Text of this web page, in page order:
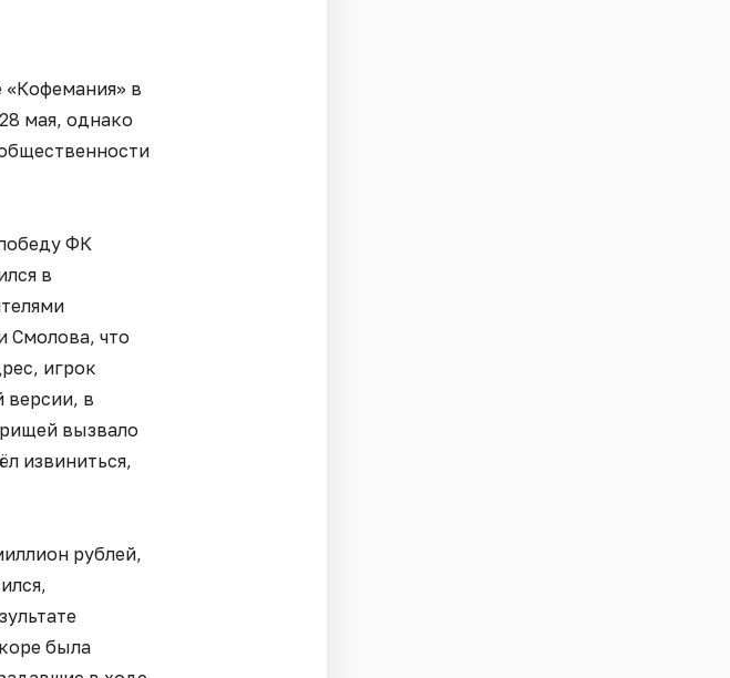
«Кофемания» в
мая, однако
ФК
в
Смолова, что
игрок
версии, в
вызвало
извиниться,
рублей,
была